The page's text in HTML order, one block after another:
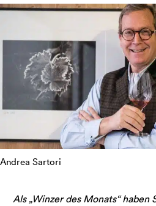
Andrea Sartori
Als „Winzer des Monats“ haben